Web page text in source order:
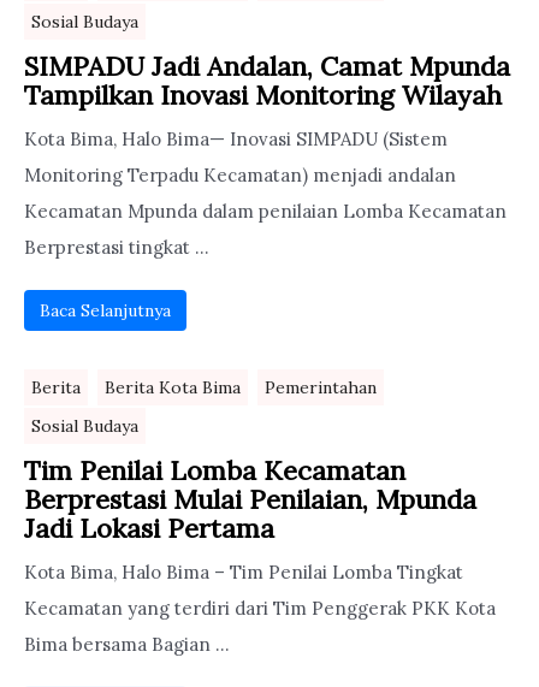
Sosial Budaya
SIMPADU Jadi Andalan, Camat Mpunda
Tampilkan Inovasi Monitoring Wilayah
Kota Bima, Halo Bima— Inovasi SIMPADU (Sistem
Monitoring Terpadu Kecamatan) menjadi andalan
Kecamatan Mpunda dalam penilaian Lomba Kecamatan
Berprestasi tingkat ...
Baca Selanjutnya
Berita Berita Kota Bima
Pemerintahan
Sosial Budaya
Tim Penilai Lomba Kecamatan
Berprestasi Mulai Penilaian, Mpunda
Jadi Lokasi Pertama
Kota Bima, Halo Bima – Tim Penilai Lomba Tingkat
Kecamatan yang terdiri dari Tim Penggerak PKK Kota
Bima bersama Bagian ...